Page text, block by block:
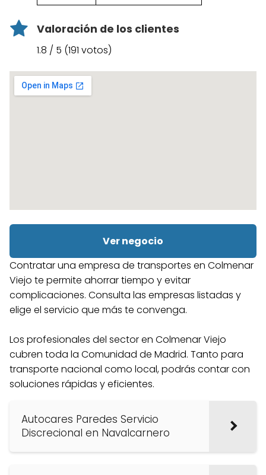
Valoración de los clientes
1.8 / 5 (191 votos)
Ver negocio
Contratar una empresa de transportes en Colmenar
Viejo te permite ahorrar tiempo y evitar
complicaciones. Consulta las empresas listadas y
elige el servicio que más te convenga.
Los profesionales del sector en Colmenar Viejo
cubren toda la Comunidad de Madrid. Tanto para
transporte nacional como local, podrás contar con
soluciones rápidas y eficientes.
Autocares Paredes Servicio
Discrecional en Navalcarnero